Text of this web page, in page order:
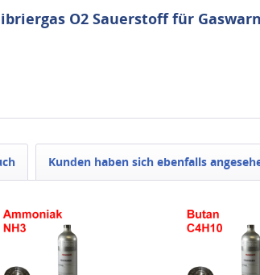
O2 Sauerstoff für
Kunden haben sich ebenfalls